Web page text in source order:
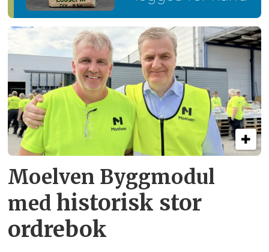
Moelven Byggmodul
med historisk stor
ordrebok